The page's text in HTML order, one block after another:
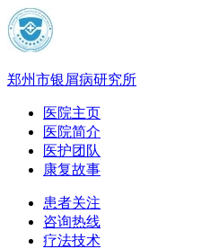
郑州市银屑病研究所
医院主页
医院简介
医护团队
康复故事
患者关注
咨询热线
疗法技术